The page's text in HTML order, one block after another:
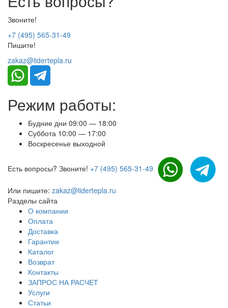
Звоните!
+7 (495) 565-31-49
Пишите!
zakaz@lidertepla.ru
Режим работы:
Будние дни 09:00 — 18:00
Суббота 10:00 — 17:00
Воскресенье выходной
Есть вопросы? Звоните! +7 (495) 565-31-49
Или пишите: zakaz@lidertepla.ru
Разделы сайта
О компании
Оплата
Доставка
Гарантии
Каталог
Возврат
Контакты
ЗАПРОС НА РАСЧЕТ
Услуги
Статьи